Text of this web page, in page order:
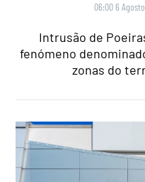
06:00 6
Intrusão de
fenómeno
zonas do